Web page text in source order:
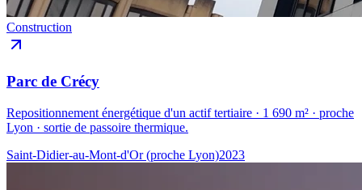
Construction
Parc de Crécy
Repositionnement énergétique d'un actif tertiaire · 1 690 m² · proche
Lyon · sortie de passoire thermique.
Saint-Didier-au-Mont-d'Or (proche Lyon)2023